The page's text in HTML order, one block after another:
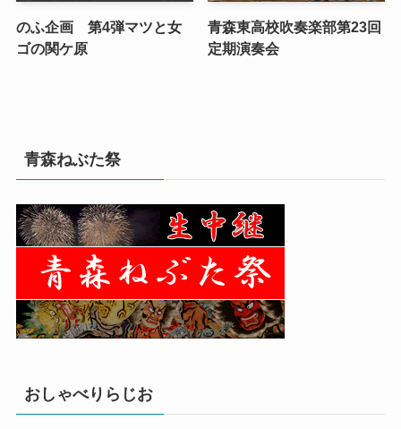
のふ企画 第4弾マツと女
ゴの関ケ原
青森東高校吹奏楽部第23回
定期演奏会
青森ねぶた祭
おしゃべりらじお